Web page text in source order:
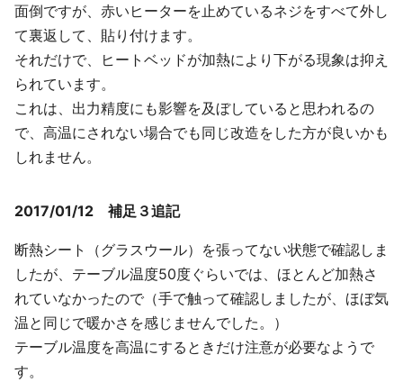
面倒ですが、赤いヒーターを止めているネジをすべて外し
て裏返して、貼り付けます。
それだけで、ヒートベッドが加熱により下がる現象は抑え
られています。
これは、出力精度にも影響を及ぼしていると思われるの
で、高温にされない場合でも同じ改造をした方が良いかも
しれません。
2017/01/12 補足３追記
断熱シート（グラスウール）を張ってない状態で確認しま
したが、テーブル温度50度ぐらいでは、ほとんど加熱さ
れていなかったので（手で触って確認しましたが、ほぼ気
温と同じで暖かさを感じませんでした。）
テーブル温度を高温にするときだけ注意が必要なようで
す。